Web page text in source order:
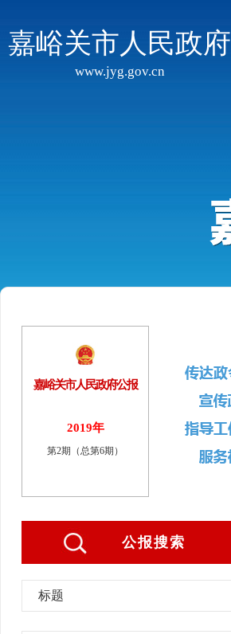
嘉峪关市人民政府
www.jyg.gov.cn
嘉峪关市人民政府公报
2019年
第2期（总第6期）
公报搜索
标题